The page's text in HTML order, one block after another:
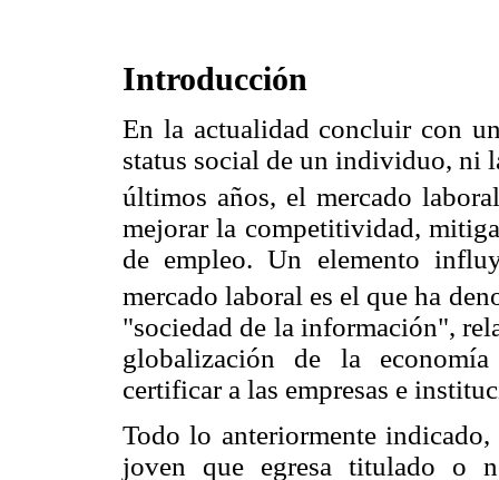
Introducción
En la actualidad concluir con
status social de un individuo, ni
últimos años, el mercado
mejorar la competitividad,
de empleo. Un elemento
mercado laboral es el que ha
"sociedad de la información",
globalización de la
certificar a las empresas e
Todo lo anteriormente
joven que egresa titulado o